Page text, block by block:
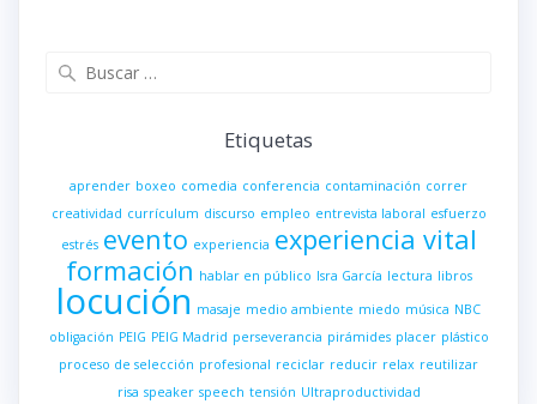
Etiquetas
aprender boxeo comedia conferencia contaminación correr
creatividad currículum discurso empleo entrevista laboral esfuerzo
estrés evento experiencia experiencia vital
formación hablar en público Isra García lectura libros
locución masaje medio ambiente miedo música NBC
obligación PEIG PEIG Madrid perseverancia pirámides placer plástico
proceso de selección profesional reciclar reducir relax reutilizar
risa speaker speech tensión Ultraproductividad